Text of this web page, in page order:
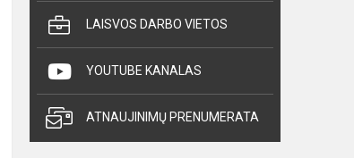
LAISVOS DARBO VIETOS
YOUTUBE KANALAS
ATNAUJINIMŲ PRENUMERATA